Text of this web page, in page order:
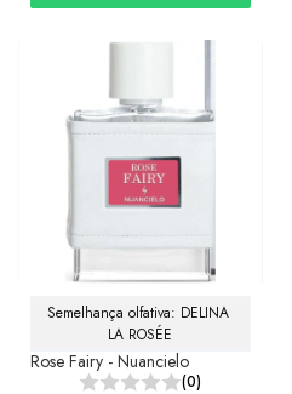
Semelhança olfativa: DELINA
LA ROSÉE
Rose Fairy - Nuancielo
(0)